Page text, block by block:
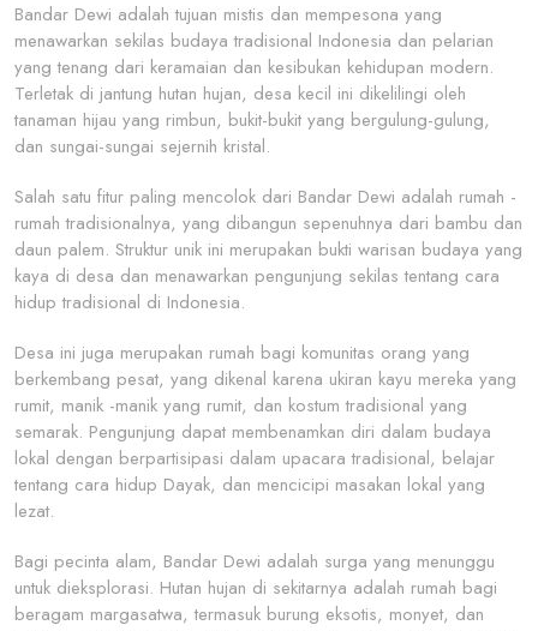
Bandar Dewi adalah tujuan mistis dan mempesona yang
menawarkan sekilas budaya tradisional Indonesia dan pelarian
yang tenang dari keramaian dan kesibukan kehidupan modern.
Terletak di jantung hutan hujan, desa kecil ini dikelilingi oleh
tanaman hijau yang rimbun, bukit-bukit yang bergulung-gulung,
dan sungai-sungai sejernih kristal.
Salah satu fitur paling mencolok dari Bandar Dewi adalah rumah -
rumah tradisionalnya, yang dibangun sepenuhnya dari bambu dan
daun palem. Struktur unik ini merupakan bukti warisan budaya yang
kaya di desa dan menawarkan pengunjung sekilas tentang cara
hidup tradisional di Indonesia.
Desa ini juga merupakan rumah bagi komunitas orang yang
berkembang pesat, yang dikenal karena ukiran kayu mereka yang
rumit, manik -manik yang rumit, dan kostum tradisional yang
semarak. Pengunjung dapat membenamkan diri dalam budaya
lokal dengan berpartisipasi dalam upacara tradisional, belajar
tentang cara hidup Dayak, dan mencicipi masakan lokal yang
lezat.
Bagi pecinta alam, Bandar Dewi adalah surga yang menunggu
untuk dieksplorasi. Hutan hujan di sekitarnya adalah rumah bagi
beragam margasatwa, termasuk burung eksotis, monyet, dan